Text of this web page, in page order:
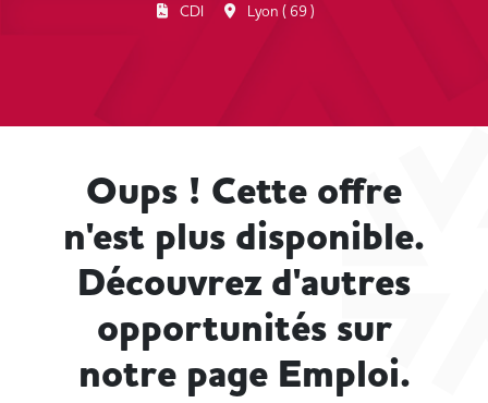
CDI Lyon ( 69 )
Oups ! Cette offre
n'est plus disponible.
Découvrez d'autres
opportunités sur
notre page Emploi.